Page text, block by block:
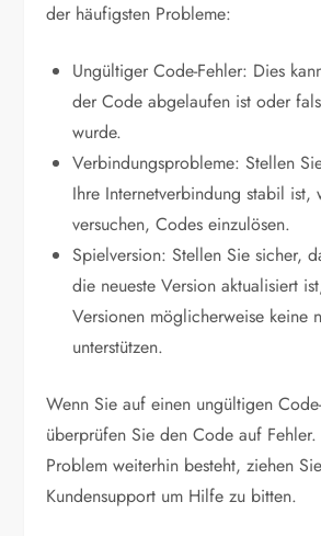
der häufigsten Probleme:
Ungültiger Code-Fehler: Dies
der Code abgelaufen ist oder
wurde.
Verbindungsprobleme: Stellen
Ihre Internetverbindung stabil ist,
versuchen, Codes einzulösen.
Spielversion: Stellen Sie sicher,
die neueste Version aktualisiert
Versionen möglicherweise keine
unterstützen.
Wenn Sie auf einen ungültigen
überprüfen Sie den Code auf
Problem weiterhin besteht, ziehen
Kundensupport um Hilfe zu bitten.